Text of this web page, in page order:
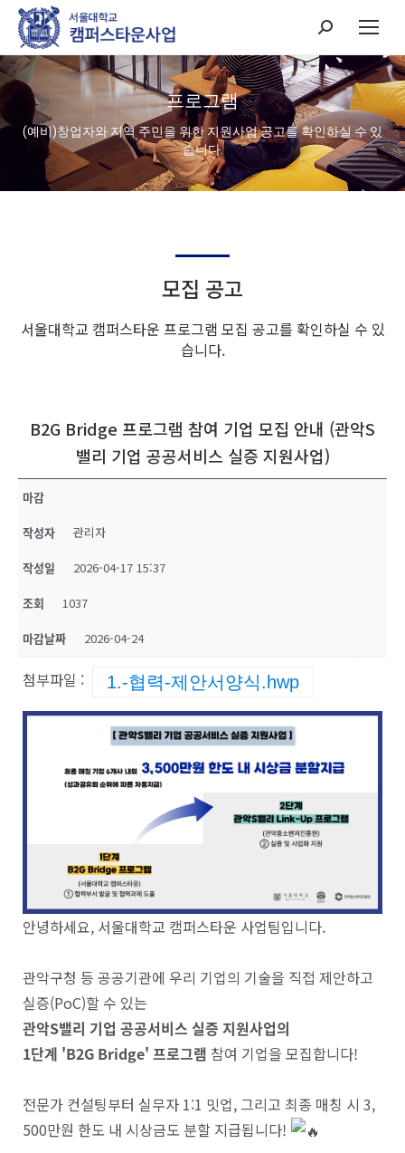
Search:
프로그램
(예비)창업자와 지역 주민을 위한 지원사업 공고를 확인하실 수 있
습니다.
모집 공고
서울대학교 캠퍼스타운 프로그램 모집 공고를 확인하실 수 있
습니다.
B2G Bridge 프로그램 참여 기업 모집 안내 (관악S
밸리 기업 공공서비스 실증 지원사업)
마감
작성자 관리자
작성일 2026-04-17 15:37
조회 1037
마감날짜 2026-04-24
첨부파일 : 1.-협력-제안서양식.hwp
안녕하세요, 서울대학교 캠퍼스타운 사업팀입니다.
관악구청 등 공공기관에 우리 기업의 기술을 직접 제안하고
실증(PoC)할 수 있는
관악S밸리 기업 공공서비스 실증 지원사업의
1단계 'B2G Bridge' 프로그램 참여 기업을 모집합니다!
전문가 컨설팅부터 실무자 1:1 밋업, 그리고 최종 매칭 시 3,
500만원 한도 내 시상금도 분할 지급됩니다!